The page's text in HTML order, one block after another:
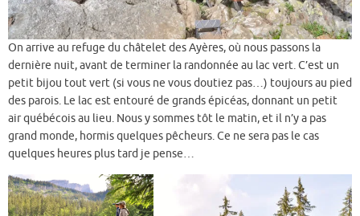
On arrive au refuge du châtelet des Ayères, où nous passons la
dernière nuit, avant de terminer la randonnée au lac vert. C’est un
petit bijou tout vert (si vous ne vous doutiez pas…) toujours au pied
des parois. Le lac est entouré de grands épicéas, donnant un petit
air québécois au lieu. Nous y sommes tôt le matin, et il n’y a pas
grand monde, hormis quelques pêcheurs. Ce ne sera pas le cas
quelques heures plus tard je pense…